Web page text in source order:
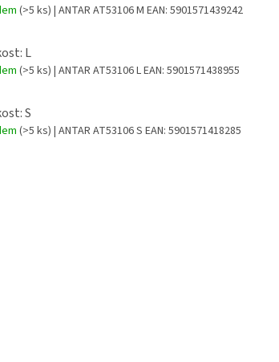
(>5 ks) | ANTAR AT53106 M EAN: 5901571439242
L
(>5 ks) | ANTAR AT53106 LEAN: 5901571438955
S
(>5 ks) | ANTAR AT53106 S EAN: 5901571418285